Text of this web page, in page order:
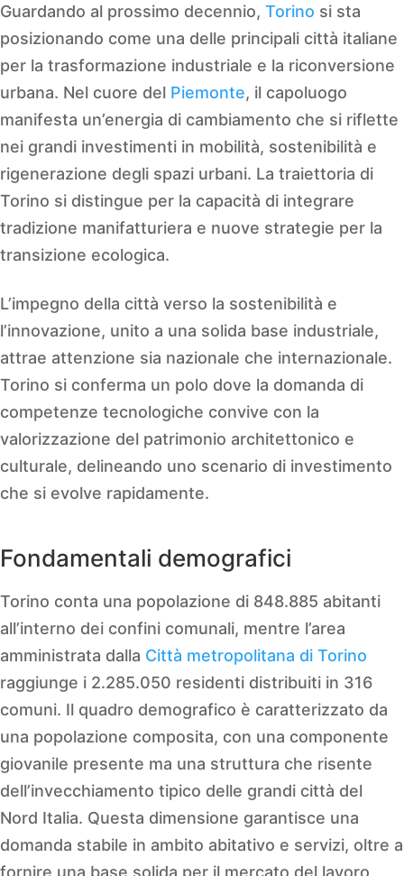
Guardando al prossimo decennio, Torino si sta
posizionando come una delle principali città italiane
per la trasformazione industriale e la riconversione
urbana. Nel cuore del Piemonte, il capoluogo
manifesta un’energia di cambiamento che si riflette
nei grandi investimenti in mobilità, sostenibilità e
rigenerazione degli spazi urbani. La traiettoria di
Torino si distingue per la capacità di integrare
tradizione manifatturiera e nuove strategie per la
transizione ecologica.
L’impegno della città verso la sostenibilità e
l’innovazione, unito a una solida base industriale,
attrae attenzione sia nazionale che internazionale.
Torino si conferma un polo dove la domanda di
competenze tecnologiche convive con la
valorizzazione del patrimonio architettonico e
culturale, delineando uno scenario di investimento
che si evolve rapidamente.
Fondamentali demografici
Torino conta una popolazione di 848.885 abitanti
all’interno dei confini comunali, mentre l’area
amministrata dalla Città metropolitana di Torino
raggiunge i 2.285.050 residenti distribuiti in 316
comuni. Il quadro demografico è caratterizzato da
una popolazione composita, con una componente
giovanile presente ma una struttura che risente
dell’invecchiamento tipico delle grandi città del
Nord Italia. Questa dimensione garantisce una
domanda stabile in ambito abitativo e servizi, oltre a
fornire una base solida per il mercato del lavoro